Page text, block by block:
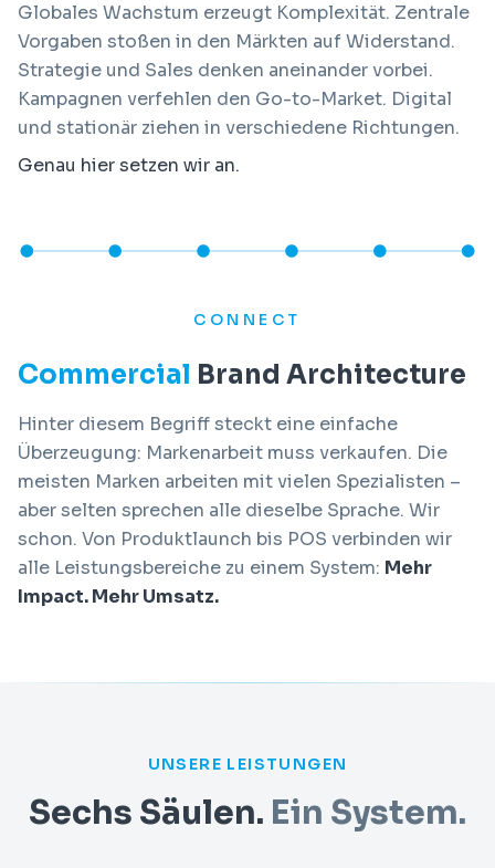
Globales Wachstum erzeugt Komplexität. Zentrale
Vorgaben stoßen in den Märkten auf Widerstand.
Strategie und Sales denken aneinander vorbei.
Kampagnen verfehlen den Go-to-Market. Digital
und stationär ziehen in verschiedene Richtungen.
Genau hier setzen wir an.
CONNECTING TH
Commercial Brand Architecture
Hinter diesem Begriff steckt eine einfache
Überzeugung: Markenarbeit muss verkaufen. Die
meisten Marken arbeiten mit vielen Spezialisten –
aber selten sprechen alle dieselbe Sprache. Wir
schon. Von Produktlaunch bis POS verbinden wir
alle Leistungsbereiche zu einem System: Mehr
Impact. Mehr Umsatz.
UNSERE LEISTUNGEN
Sechs Säulen. Ein System.